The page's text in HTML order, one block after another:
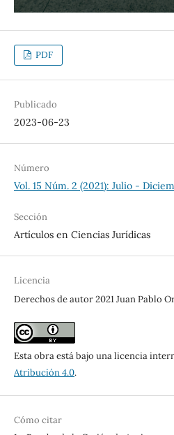
PDF
Publicado
2023-06-23
Número
Vol. 15 Núm. 2 (2021): Julio -
Sección
Artículos en Ciencias Jurídicas
Licencia
Derechos de autor 2021 Juan Pablo
Esta obra está bajo una licencia
Atribución 4.0.
Cómo citar